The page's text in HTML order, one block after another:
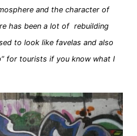
and the character of
has been a lot of rebuilding
to look like favelas and also
for tourists if you know what I